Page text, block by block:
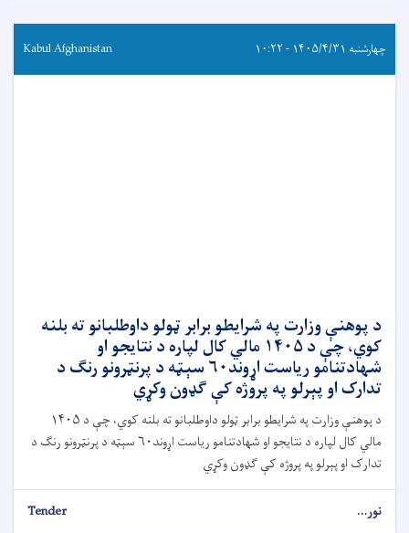
چهارشنبه ۱۴۰۵/۴/۳۱ - ۱۰:۲۲ Kabul Afghanistan
د پوهنې وزارت په شرایطو برابر ټولو داوطلبانو ته بلنه
کوي، چې د ۱۴۰۵ مالي کال لپاره د نتایجو او
شهادتنامو ریاست اړوند۶۰ سېټه د پرنټرونو رنګ د
تدارک او پېرلو په پروژه کې ګډون وکړي
د پوهنې وزارت په شرایطو برابر ټولو داوطلبانو ته بلنه کوي، چې د ۱۴۰۵
مالي کال لپاره د نتایجو او شهادتنامو ریاست اړوند۶۰ سېټه د پرنټرونو رنګ د
تدارک او پېرلو په پروژه کې ګډون وکړي
نور... Tender